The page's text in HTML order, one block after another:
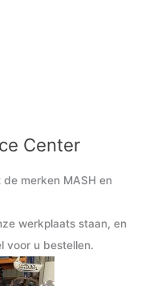
Center
merken MASH en
werkplaats staan, en
voor u bestellen.